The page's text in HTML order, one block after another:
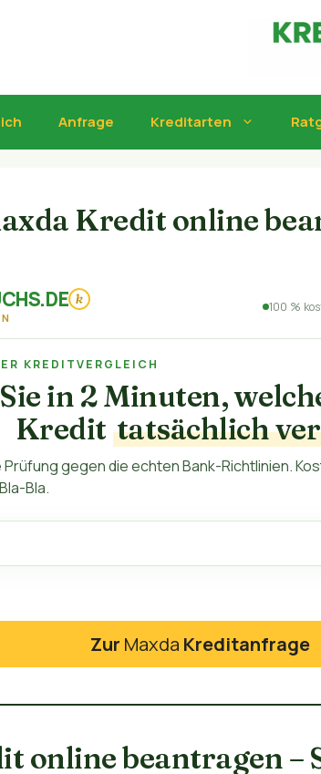
Anfrage Kreditarten
Kredit online
k 100 %
KREDITVERGLEICH
in 2 Minuten,
Kredit tatsächlich
gegen die echten Bank-Richtlinien.
Bla.
Zur Maxda Kreditanfrage
online beantragen –